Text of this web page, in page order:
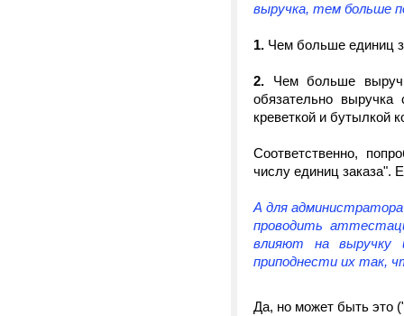
выручка, тем больше
1. Чем больше единиц
2. Чем больше
обязательно
креветкой и бутылкой
Соответственно,
числу единиц заказа".
А для администратора
проводить
влияют на выручку
приподнести их так,
Да, но может быть это